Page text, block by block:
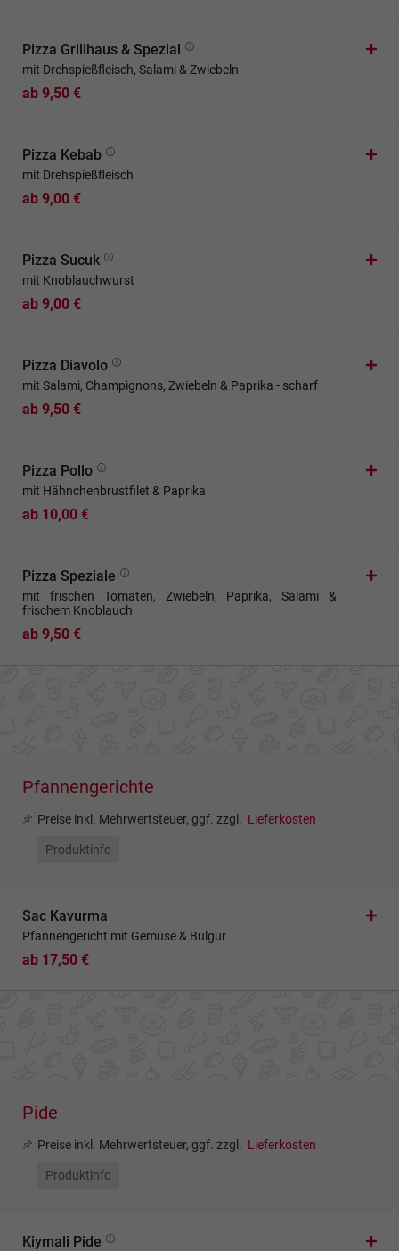
Pizza Grillhaus & Spezial
mit Drehspießfleisch, Salami & Zwiebeln
ab 9,50 €
Pizza Kebab
mit Drehspießfleisch
ab 9,00 €
Pizza Sucuk
mit Knoblauchwurst
ab 9,00 €
Pizza Diavolo
mit Salami, Champignons, Zwiebeln & Paprika - scharf
ab 9,50 €
Pizza Pollo
mit Hähnchenbrustfilet & Paprika
ab 10,00 €
Pizza Speziale
mit frischen Tomaten, Zwiebeln, Paprika, Salami &
frischem Knoblauch
ab 9,50 €
Pfannengerichte
Preise inkl. Mehrwertsteuer, ggf. zzgl. Lieferkosten
Produktinfo
Sac Kavurma
Pfannengericht mit Gemüse & Bulgur
ab 17,50 €
Pide
Preise inkl. Mehrwertsteuer, ggf. zzgl. Lieferkosten
Produktinfo
Kiymali Pide